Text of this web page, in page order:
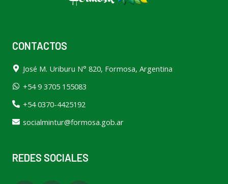
CONTACTOS
José M. Uriburu N° 820, Formosa, Argentina
+54 9 3705 155083
+54 0370-4425192
socialmintur@formosa.gob.ar
REDES SOCIALES